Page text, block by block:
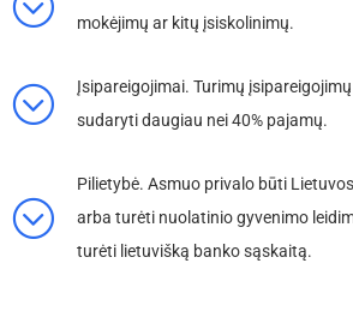
mokėjimų ar kitų įsiskolinimų.
Įsipareigojimai. Turimų
sudaryti daugiau nei 40% pajamų.
Pilietybė. Asmuo privalo būti
arba turėti nuolatinio gyvenimo
turėti lietuvišką banko sąskaitą.